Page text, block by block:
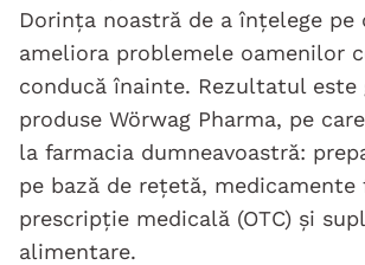
Dorința noastră de a înțelege pe
ameliora problemele oamenilor
conducă înainte. Rezultatul este
produse Wörwag Pharma, pe
la farmacia dumneavoastră:
pe bază de rețetă, medicamente
prescripție medicală (OTC) și
alimentare.